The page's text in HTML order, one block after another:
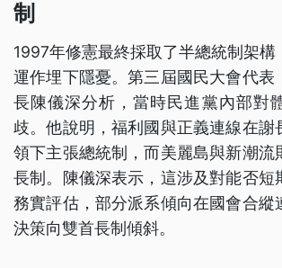
制
1997年修憲最終採取了半總統制架構
運作埋下隱憂。第三屆國民大會代表
長陳儀深分析，當時民進黨內部對
歧。他說明，福利國與正義連線在謝
領下主張總統制，而美麗島與新潮流
長制。陳儀深表示，這涉及對能否短
務實評估，部分派系傾向在國會合縱
決策向雙首長制傾斜。